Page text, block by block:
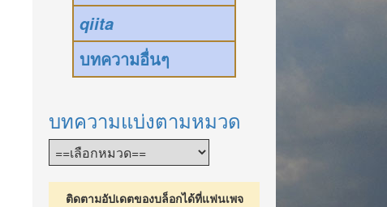
qiita
บทความอื่นๆ
บทความแบ่งตามหมวด
ติดตามอัปเดตของบล็อกได้ที่แฟนเพจ